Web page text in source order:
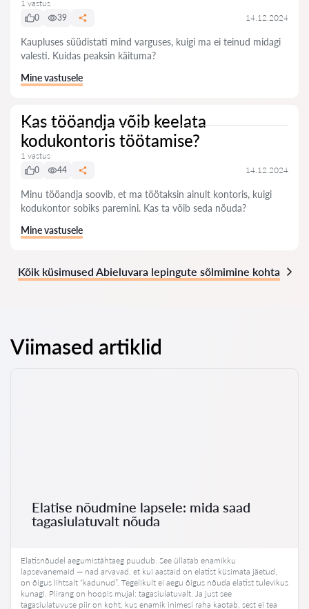
1 vastus
0
39 14.12.2024
Kaupluses süüdistati mind varguses, kuigi ma ei teinud midagi
valesti. Kuidas peaksin käituma?
Mine vastusele
Kas tööandja võib keelata
kodukontoris töötamise?
1 vastus
0
44 14.12.2024
Minu tööandja soovib, et ma töötaksin ainult kontoris, kuigi
kodukontor sobiks paremini. Kas ta võib seda nõuda?
Mine vastusele
Kõik küsimused Abieluvara lepingute sõlmimine kohta
Viimased artiklid
Elatise nõudmine lapsele: mida saad
tagasiulatuvalt nõuda
Elatisnõudel aegumistähtaeg puudub. See üllatab enamikku
lapsevanemaid — nad arvavad, et kui aastaid on elatist küsimata jäetud,
on õigus lihtsalt “kadunud”. Tegelikult ei aegu õigus nõuda elatist tulevikus
kunagi. Piirang on hoopis mujal: tagasiulatuvalt. Ja just see
tagasiulatuvuse piir on koht, kus enamik inimesi raha kaotab, sest ei tea